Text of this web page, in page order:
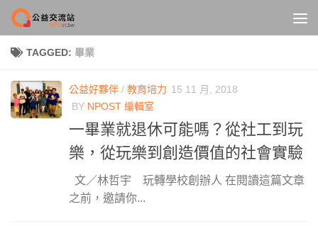
Skip to content
TAGGED: 畢業
公益好夥伴 / 教育培力 15 11 月, 2018
BY NPOST 編輯室
一畢業就退休可能嗎？從社工到玩
樂，從玩樂到創造價值的社會實驗
文／林哲宇 玩轉學校創辦人 在閱讀這篇文章
之前，邀請你...